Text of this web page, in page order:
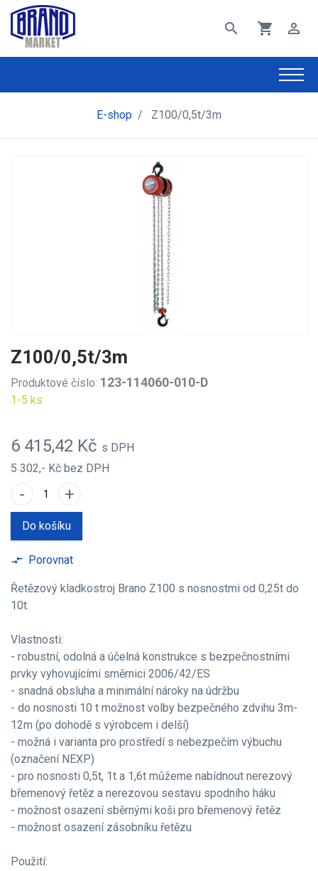
search shopping_cart perm_identity
E-shop / Z100/0,5t/3m
Z100/0,5t/3m
Produktové číslo: 123-114060-010-D
1-5 ks
6 415,42 Kč s DPH
5 302,- Kč bez DPH
- +
Do košíku
compare_arrows Porovnat
Řetězový kladkostroj Brano Z100 s nosnostmi od 0,25t do
10t.
Vlastnosti:
- robustní, odolná a účelná konstrukce s bezpečnostními
prvky vyhovujícími směrnici 2006/42/ES
- snadná obsluha a minimální nároky na údržbu
- do nosnosti 10 t možnost volby bezpečného zdvihu 3m-
12m (po dohodě s výrobcem i delší)
- možná i varianta pro prostředí s nebezpečím výbuchu
(označení NEXP)
- pro nosnosti 0,5t, 1t a 1,6t můžeme nabídnout nerezový
břemenový řetěz a nerezovou sestavu spodního háku
- možnost osazení sběrnými koši pro břemenový řetěz
- možnost osazení zásobníku řetězu
Použití: